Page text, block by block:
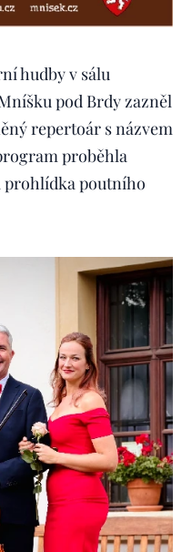
hudby v sálu
pod Brdy zazněl
repertoár s názvem
proběhla
prohlídka poutního